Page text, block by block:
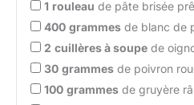
1 rouleau de pâte brisée
400 grammes de blanc de
2 cuillères à soupe de
30 grammes de poivron
100 grammes de gruyère